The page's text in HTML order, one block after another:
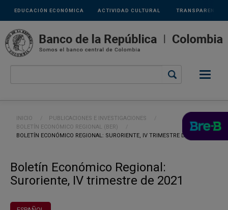
Pasar al contenido principal
Links
secundarios
ACTIVIDAD CULTURAL
EDUCACIÓN ECONÓMICA TRANSPARENCIA
Ruta de navegación
INICIO
PUBLICACIONES E INVESTIGACIONES
BOLETÍN ECONÓMICO REGIONAL (BER)
CURRENT:
BOLETÍN ECONÓMICO REGIONAL: SURORIENTE, IV TRIMESTRE DE 2021
Boletín Económico Regional:
Suroriente, IV trimestre de 2021